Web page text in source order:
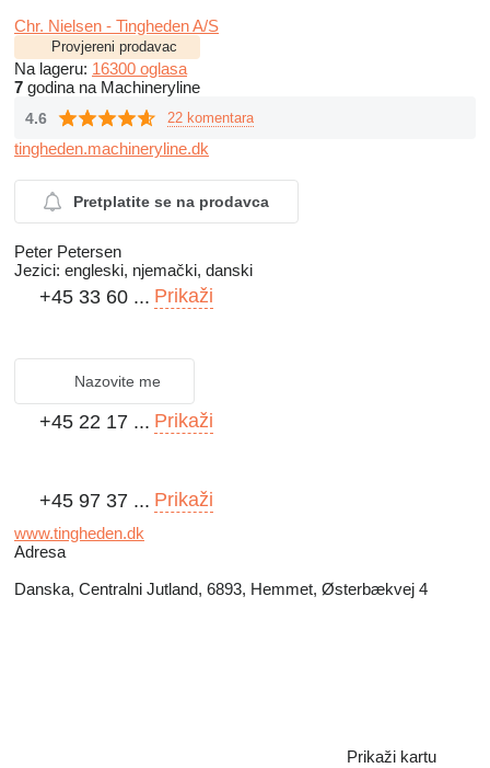
Chr. Nielsen - Tingheden A/S
Provjereni prodavac
Na lageru: 16300 oglasa
7 godina na Machineryline
4.6 22 komentara
tingheden.machineryline.dk
Pretplatite se na prodavca
Peter Petersen
Jezici: engleski, njemački, danski
+45 33 60 ... Prikaži
Nazovite me
+45 22 17 ... Prikaži
+45 97 37 ... Prikaži
www.tingheden.dk
Adresa
Danska, Centralni Jutland, 6893, Hemmet, Østerbækvej 4
Prikaži kartu